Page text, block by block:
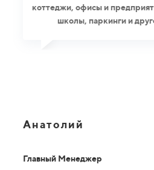
коттеджи, офисы и
школы, паркинги и
Анатолий
Главный Менеджер